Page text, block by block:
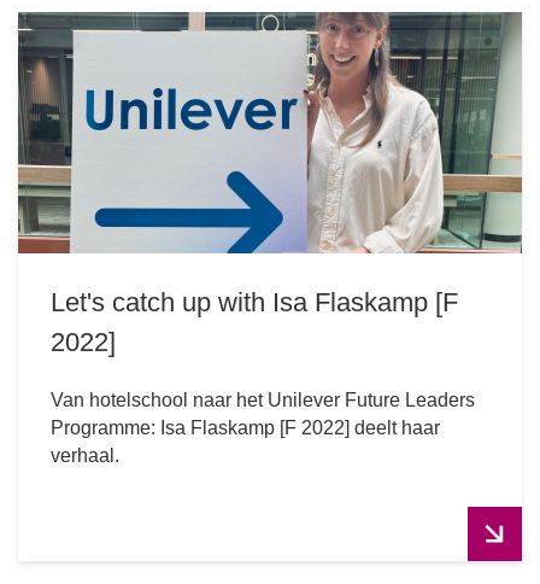
Let's catch up with Isa Flaskamp [F
2022]
Van hotelschool naar het Unilever Future Leaders
Programme: Isa Flaskamp [F 2022] deelt haar
verhaal.